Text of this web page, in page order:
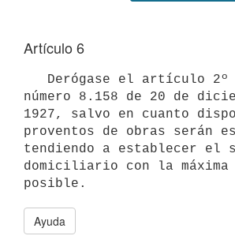
Artículo 6
número 8.158 de 20 de
1927, salvo en cuanto
proventos de obras serán
tendiendo a establecer el
domiciliario con la máxima
posible.
Ayuda